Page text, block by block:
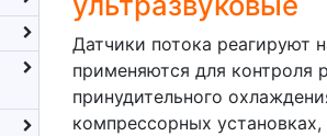
Датчики потока реагируют
применяются для контроля
принудительного
компрессорных